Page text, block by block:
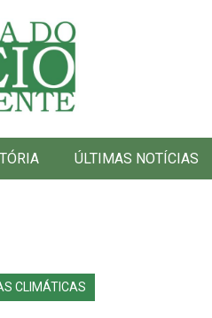
ÚLTIMAS NOTÍCIAS
CLIMÁTICAS